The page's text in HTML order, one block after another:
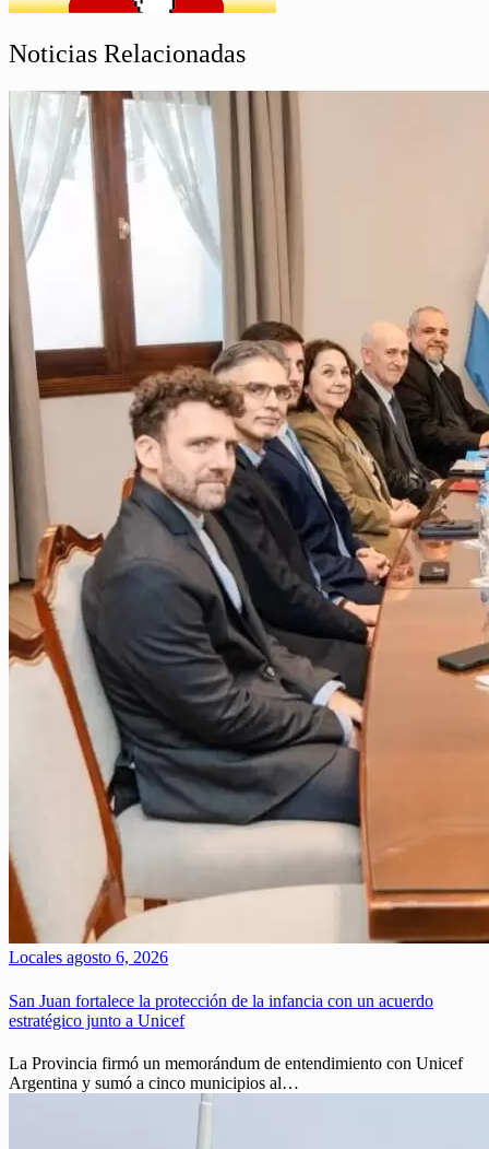
Noticias Relacionadas
Locales agosto 6, 2026
San Juan fortalece la protección de la infancia con un acuerdo
estratégico junto a Unicef
La Provincia firmó un memorándum de entendimiento con Unicef
Argentina y sumó a cinco municipios al…